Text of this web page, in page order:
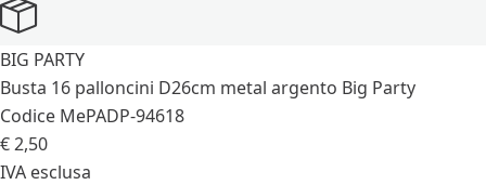
BIG PARTY
Busta 16 palloncini D26cm metal argento Big Party
Codice MePADP-94618
€ 2,50
IVA esclusa